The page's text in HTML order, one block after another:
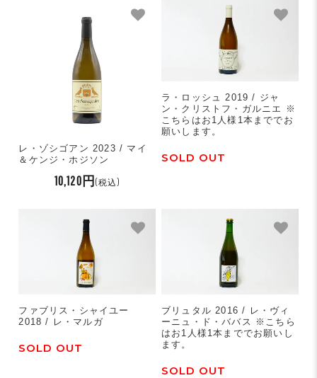
レ・ゾシゴアン 2023 / マイ
＆ケンジ・ホジソン
10,120円 (税込)
ラ・ロッシュ 2019 / ジャ
ン・クリストフ・ガルニエ ※
こちらはお1人様1本まででお
願いします。
SOLD OUT
ファブリス・シャイユー
2018 / レ・マルガ
SOLD OUT
ブリュタル 2016 / レ・ヴィ
ーニュ・ド・ババス ※こちら
はお1人様1本まででお願いし
ます。
SOLD OUT